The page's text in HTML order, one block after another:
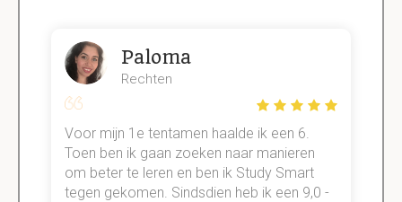
Paloma
Rechten
Voor mijn 1e tentamen haalde ik een 6.
Toen ben ik gaan zoeken naar manieren
om beter te leren en ben ik Study Smart
tegen gekomen. Sindsdien heb ik een 9,0 -